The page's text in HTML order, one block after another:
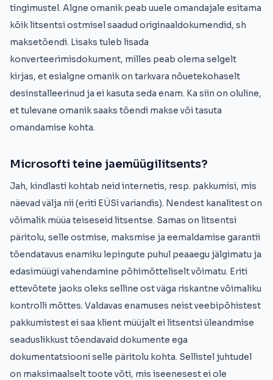
tingimustel. Algne omanik peab uuele omandajale esitama
kõik litsentsi ostmisel saadud originaaldokumendid, sh
maksetõendi. Lisaks tuleb lisada
konverteerimisdokument, milles peab olema selgelt
kirjas, et esialgne omanik on tarkvara nõuetekohaselt
desinstalleerinud ja ei kasuta seda enam. Ka siin on oluline,
et tulevane omanik saaks tõendi makse või tasuta
omandamise kohta.
Microsofti teine jaemüügilitsents?
Jah, kindlasti kohtab neid internetis, resp. pakkumisi, mis
näevad välja nii (eriti EÜSi variandis). Nendest kanalitest on
võimalik müüa teiseseid litsentse. Samas on litsentsi
päritolu, selle ostmise, maksmise ja eemaldamise garantii
tõendatavus enamiku lepingute puhul peaaegu jälgimatu ja
edasimüügi vahendamine põhimõtteliselt võimatu. Eriti
ettevõtete jaoks oleks selline ost väga riskantne võimaliku
kontrolli mõttes. Valdavas enamuses neist veebipõhistest
pakkumistest ei saa klient müüjalt ei litsentsi üleandmise
seaduslikkust tõendavaid dokumente ega
dokumentatsiooni selle päritolu kohta. Sellistel juhtudel
on maksimaalselt toote võti, mis iseenesest ei ole